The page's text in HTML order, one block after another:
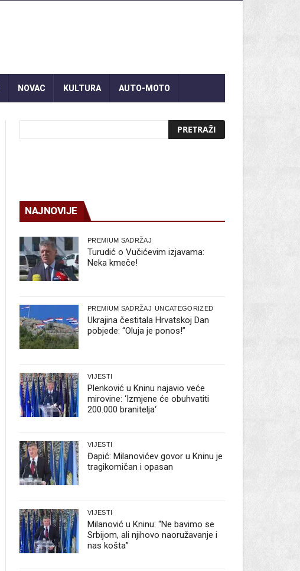
NOVAC KULTURA AUTO-MOTO
NAJNOVIJE
PREMIUM SADRŽAJ
Turudić o Vučićevim izjavama:
Neka kmeče!
PREMIUM SADRŽAJ UNCATEGORIZED
Ukrajina čestitala Hrvatskoj Dan
pobjede: “Oluja je ponos!”
VIJESTI
Plenković u Kninu najavio veće
mirovine: ‘Izmjene će obuhvatiti
200.000 branitelja‘
VIJESTI
Đapić: Milanovićev govor u Kninu je
tragikomičan i opasan
VIJESTI
Milanović u Kninu: “Ne bavimo se
Srbijom, ali njihovo naoružavanje i
nas košta”